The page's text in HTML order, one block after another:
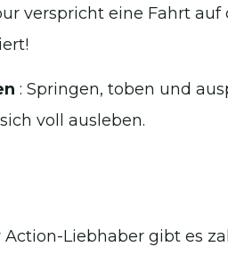
verspricht eine Fahrt auf
: Springen, toben und
voll ausleben.
Liebhaber gibt es